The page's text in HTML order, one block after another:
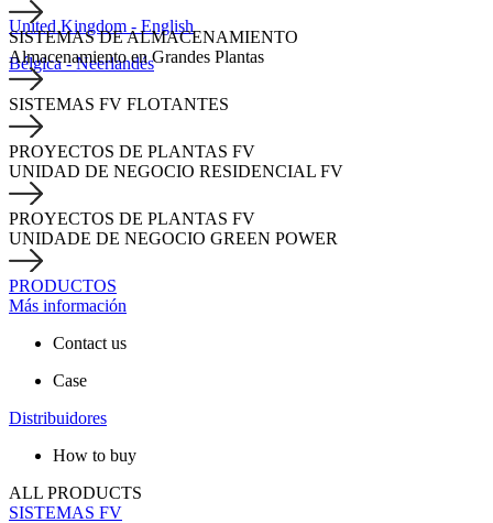
United Kingdom - English
Bélgica - Neerlandés
SISTEMAS DE ALMACENAMIENTO
Almacenamiento en Grandes Plantas
SISTEMAS FV FLOTANTES
PROYECTOS DE PLANTAS FV
UNIDAD DE NEGOCIO RESIDENCIAL FV
PROYECTOS DE PLANTAS FV
UNIDADE DE NEGOCIO GREEN POWER
PRODUCTOS
Más información
Contact us
Case
Distribuidores
How to buy
ALL PRODUCTS
SISTEMAS FV